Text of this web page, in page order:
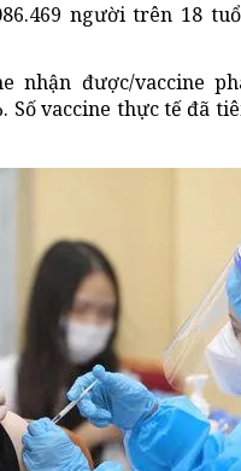
người trên 18
nhận được/vaccine
Số vaccine thực tế đã